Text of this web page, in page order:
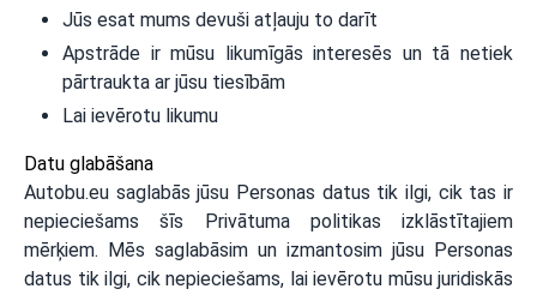
Jūs esat mums devuši atļauju to darīt
Apstrāde ir mūsu likumīgās interesēs un tā netiek
pārtraukta ar jūsu tiesībām
Lai ievērotu likumu
Datu glabāšana
Autobu.eu saglabās jūsu Personas datus tik ilgi, cik tas ir
nepieciešams šīs Privātuma politikas izklāstītajiem
mērķiem. Mēs saglabāsim un izmantosim jūsu Personas
datus tik ilgi, cik nepieciešams, lai ievērotu mūsu juridiskās